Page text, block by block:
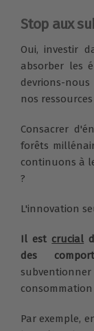
Stop aux
Oui, investir
absorber les
devrions-
nos
Consacrer
forêts
continuons à
?
L'innovation
Il est crucial
des
consommation
Par exemple,